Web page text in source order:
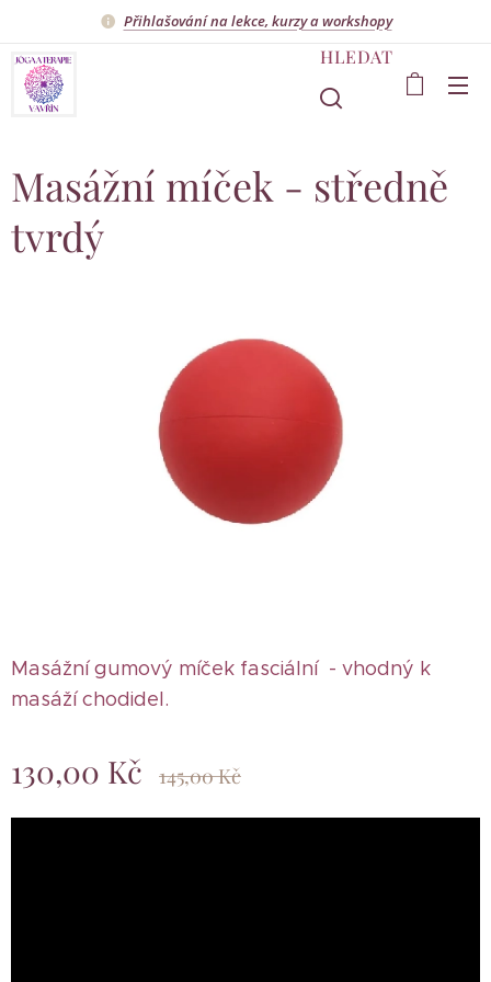
Přihlašování na lekce, kurzy a workshopy
HLEDAT
Masážní míček - středně
tvrdý
Masážní gumový míček fasciální - vhodný k
masáží chodidel.
130,00 Kč 145,00Kč